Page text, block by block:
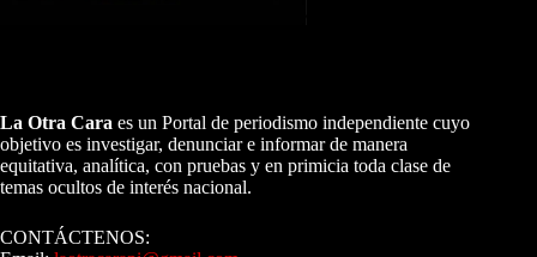
La Otra Cara es un Portal de periodismo independiente cuyo
objetivo es investigar, denunciar e informar de manera
equitativa, analítica, con pruebas y en primicia toda clase de
temas ocultos de interés nacional.
CONTÁCTENOS: